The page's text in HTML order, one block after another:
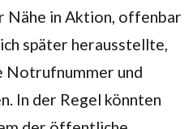
Nähe in Aktion, offenbar
später herausstellte,
Notrufnummer und
In der Regel könnten